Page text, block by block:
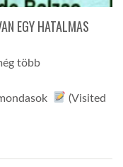
EGY HATALMAS
több
(Visited